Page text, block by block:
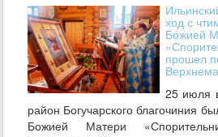
ход с
Божией
прошел
25 июля
район Богучарского благочиния
Божией Матери